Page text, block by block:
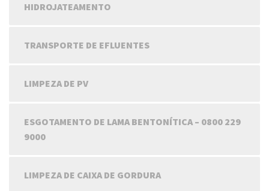
HIDROJATEAMENTO
TRANSPORTE DE EFLUENTES
LIMPEZA DE PV
ESGOTAMENTO DE LAMA BENTONÍTICA – 0800 229
9000
LIMPEZA DE CAIXA DE GORDURA